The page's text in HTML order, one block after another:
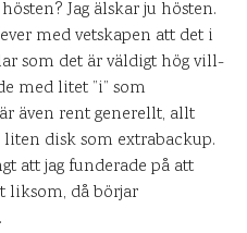
Jag älskar ju hösten.
med vetskapen att det i
som det är väldigt hög vill-
med litet ”i” som
även rent generellt, allt
disk som extrabackup.
att jag funderade på att
liksom, då börjar